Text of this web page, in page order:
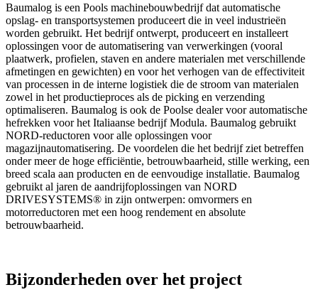
Baumalog is een Pools machinebouwbedrijf dat automatische
opslag- en transportsystemen produceert die in veel industrieën
worden gebruikt. Het bedrijf ontwerpt, produceert en installeert
oplossingen voor de automatisering van verwerkingen (vooral
plaatwerk, profielen, staven en andere materialen met verschillende
afmetingen en gewichten) en voor het verhogen van de effectiviteit
van processen in de interne logistiek die de stroom van materialen
zowel in het productieproces als de picking en verzending
optimaliseren. Baumalog is ook de Poolse dealer voor automatische
hefrekken voor het Italiaanse bedrijf Modula. Baumalog gebruikt
NORD-reductoren voor alle oplossingen voor
magazijnautomatisering. De voordelen die het bedrijf ziet betreffen
onder meer de hoge efficiëntie, betrouwbaarheid, stille werking, een
breed scala aan producten en de eenvoudige installatie. Baumalog
gebruikt al jaren de aandrijfoplossingen van NORD
DRIVESYSTEMS® in zijn ontwerpen: omvormers en
motorreductoren met een hoog rendement en absolute
betrouwbaarheid.
Bijzonderheden over het project